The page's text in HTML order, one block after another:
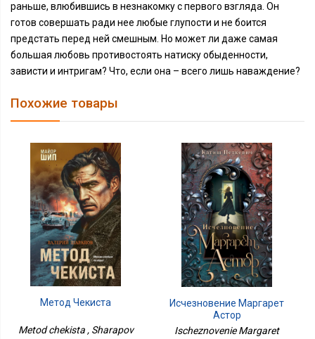
раньше, влюбившись в незнакомку с первого взгляда. Он
готов совершать ради нее любые глупости и не боится
предстать перед ней смешным. Но может ли даже самая
большая любовь противостоять натиску обыденности,
зависти и интригам? Что, если она – всего лишь наваждение?
Похожие товары
Метод Чекиста
Metod chekista , Sharapov
Исчезновение Маргарет
Астор
Ischeznovenie Margaret